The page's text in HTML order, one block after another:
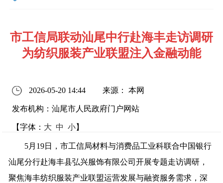
市工信局联动汕尾中行赴海丰走访调研
为纺织服装产业联盟注入金融动能
2026-05-20 14:44 来源： 本网
发布机构：汕尾市人民政府门户网站
【字体： 大 中 小】
5月19日，市工信局材料与消费品工业科联合中国银行
汕尾分行赴海丰县弘兴服饰有限公司开展专题走访调研，
聚焦海丰纺织服装产业联盟运营发展与融资服务需求，深